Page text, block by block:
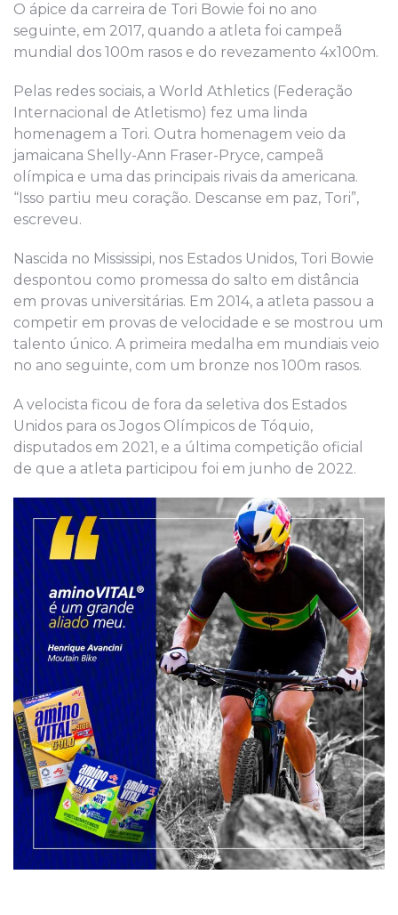
O ápice da carreira de Tori Bowie foi no ano
seguinte, em 2017, quando a atleta foi campeã
mundial dos 100m rasos e do revezamento 4x100m.
Pelas redes sociais, a World Athletics (Federação
Internacional de Atletismo) fez uma linda
homenagem a Tori. Outra homenagem veio da
jamaicana Shelly-Ann Fraser-Pryce, campeã
olímpica e uma das principais rivais da americana.
“Isso partiu meu coração. Descanse em paz, Tori”,
escreveu.
Nascida no Mississipi, nos Estados Unidos, Tori Bowie
despontou como promessa do salto em distância
em provas universitárias. Em 2014, a atleta passou a
competir em provas de velocidade e se mostrou um
talento único. A primeira medalha em mundiais veio
no ano seguinte, com um bronze nos 100m rasos.
A velocista ficou de fora da seletiva dos Estados
Unidos para os Jogos Olímpicos de Tóquio,
disputados em 2021, e a última competição oficial
de que a atleta participou foi em junho de 2022.